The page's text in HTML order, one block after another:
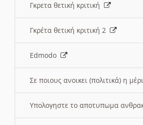
Γκρετα θετική κριτική
Γκρέτα θετική κριτική 2
Edmodo
Σε ποιους ανοικει (πολιτικά) η
Υπολογηστε το αποτυπωμα